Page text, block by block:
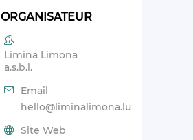
ORGANISATEUR
Limina Limona
a.s.b.l.
Email
hello@liminalimona.lu
Site Web